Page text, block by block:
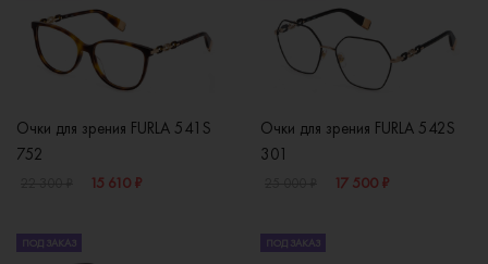
Очки для зрения FURLA 541S
752
15 610 ₽
Очки для зрения FURLA 542S
301
17 500 ₽
ПОД ЗАКАЗ ПОД ЗАКАЗ